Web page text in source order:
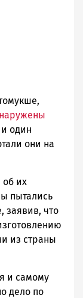
один
они на
об их
пытались
заявив, что
из страны
и самому
дело по